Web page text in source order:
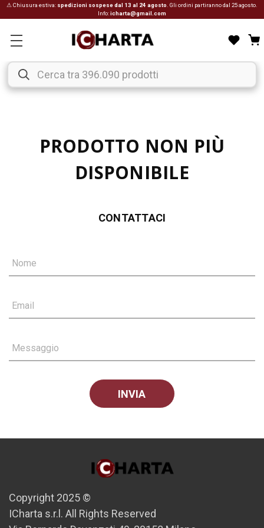
⚠ Chiusura estiva: spedizioni sospese dal 13 al 24 agosto . Gli ordini partiranno dal 25 agosto.
Info:icharta@gmail.com
PRODOTTO NON PIÙ
DISPONIBILE
CONTATTACI
Nome
Email
Messaggio
Copyright 2025 ©
ICharta s.r.l. All Rights Reserved